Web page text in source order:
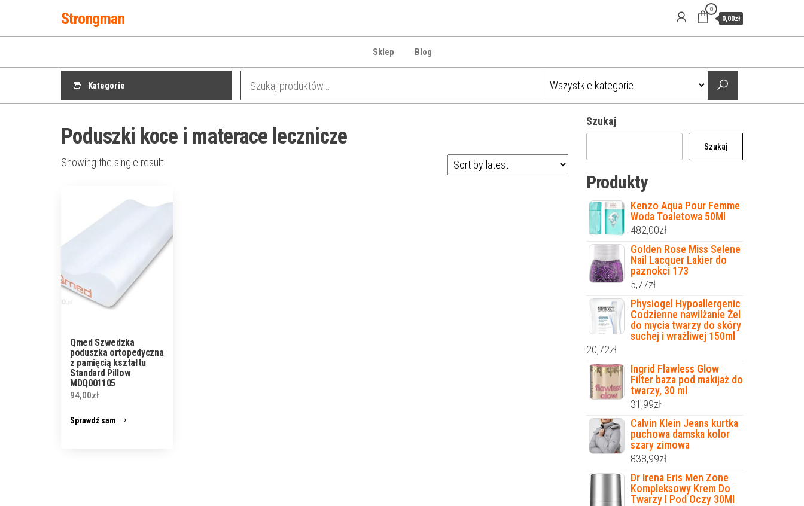
treści
Strongman
0
0,00zł
Sklep Blog
Kategorie
Poduszki koce i materace lecznicze
Showing the single result
Qmed Szwedzka
poduszka ortopedyczna
z pamięcią kształtu
Standard Pillow
MDQ001105
94,00zł
Sprawdź sam
Szukaj
Szukaj
Produkty
Kenzo Aqua Pour Femme
Woda Toaletowa 50Ml
482,00zł
Golden Rose Miss Selene
Nail Lacquer Lakier do
paznokci 173
5,77zł
Physiogel Hypoallergenic
Codzienne nawilżanie Żel
do mycia twarzy do skóry
suchej i wrażliwej 150ml
20,72zł
Ingrid Flawless Glow
Filter baza pod makijaż do
twarzy, 30 ml
31,99zł
Calvin Klein Jeans kurtka
puchowa damska kolor
szary zimowa
838,99zł
Dr Irena Eris Men Zone
Kompleksowy Krem Do
Twarzy I Pod Oczy 30Ml